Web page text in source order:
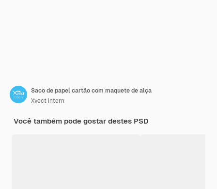
Saco de papel cartão com maquete de alça
Xvect intern
Você também pode gostar destes PSD